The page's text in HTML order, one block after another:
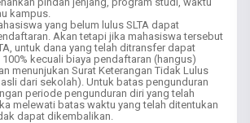
kampus.
yang belum lulus SLTA dapat
Akan tetapi jika mahasiswa tersebut
untuk dana yang telah ditransfer dapat
kecuali biaya pendaftaran (hangus)
menunjukan Surat Keterangan Tidak Lulus
dari sekolah). Untuk batas pengunduran
periode pengunduran diri yang telah
melewati batas waktu yang telah ditentukan
dapat dikembalikan.